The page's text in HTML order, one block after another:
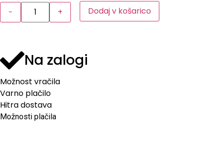
− + Dodaj v košarico
Na zalogi
Možnost vračila
Varno plačilo
Hitra dostava
Možnosti plačila